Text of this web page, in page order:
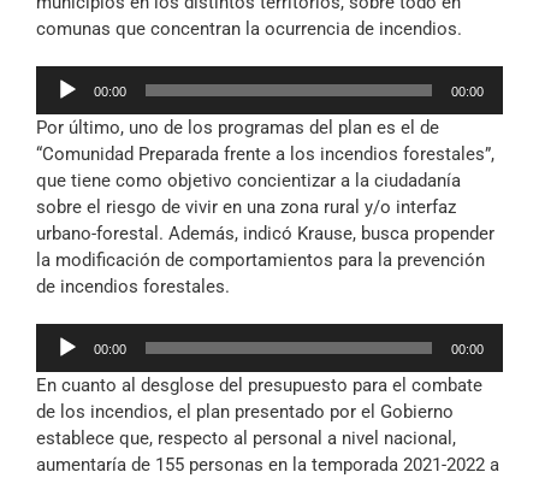
comunas que concentran la ocurrencia de incendios.
Reproductor
audio
00:00 00:00
Por último, uno de los programas del plan es el de
“Comunidad Preparada frente a los incendios forestales”,
que tiene como objetivo concientizar a la ciudadanía
sobre el riesgo de vivir en una zona rural y/o interfaz
urbano-forestal. Además, indicó Krause, busca propender
la modificación de comportamientos para la prevención
de incendios forestales.
Reproductor
audio
00:00 00:00
En cuanto al desglose del presupuesto para el combate
de los incendios, el plan presentado por el Gobierno
establece que, respecto al personal a nivel nacional,
aumentaría de 155 personas en la temporada 2021-2022 a